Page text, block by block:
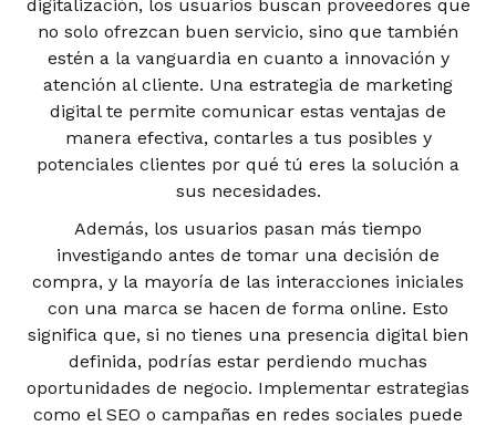
digitalización, los usuarios buscan proveedores que
no solo ofrezcan buen servicio, sino que también
estén a la vanguardia en cuanto a innovación y
atención al cliente. Una estrategia de marketing
digital te permite comunicar estas ventajas de
manera efectiva, contarles a tus posibles y
potenciales clientes por qué tú eres la solución a
sus necesidades.
Además, los usuarios pasan más tiempo
investigando antes de tomar una decisión de
compra, y la mayoría de las interacciones iniciales
con una marca se hacen de forma online. Esto
significa que, si no tienes una presencia digital bien
definida, podrías estar perdiendo muchas
oportunidades de negocio. Implementar estrategias
como el SEO o campañas en redes sociales puede